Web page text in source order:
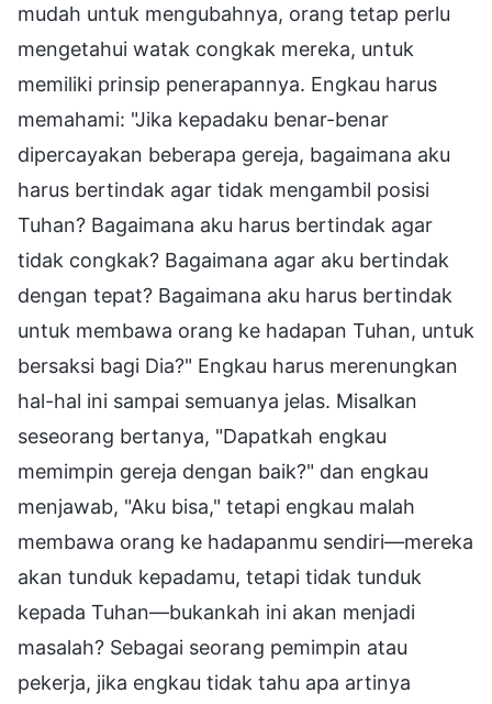
mudah untuk mengubahnya, orang tetap perlu
mengetahui watak congkak mereka, untuk
memiliki prinsip penerapannya. Engkau harus
memahami: "Jika kepadaku benar-benar
dipercayakan beberapa gereja, bagaimana aku
harus bertindak agar tidak mengambil posisi
Tuhan? Bagaimana aku harus bertindak agar
tidak congkak? Bagaimana agar aku bertindak
dengan tepat? Bagaimana aku harus bertindak
untuk membawa orang ke hadapan Tuhan, untuk
bersaksi bagi Dia?" Engkau harus merenungkan
hal-hal ini sampai semuanya jelas. Misalkan
seseorang bertanya, "Dapatkah engkau
memimpin gereja dengan baik?" dan engkau
menjawab, "Aku bisa," tetapi engkau malah
membawa orang ke hadapanmu sendiri—mereka
akan tunduk kepadamu, tetapi tidak tunduk
kepada Tuhan—bukankah ini akan menjadi
masalah? Sebagai seorang pemimpin atau
pekerja, jika engkau tidak tahu apa artinya